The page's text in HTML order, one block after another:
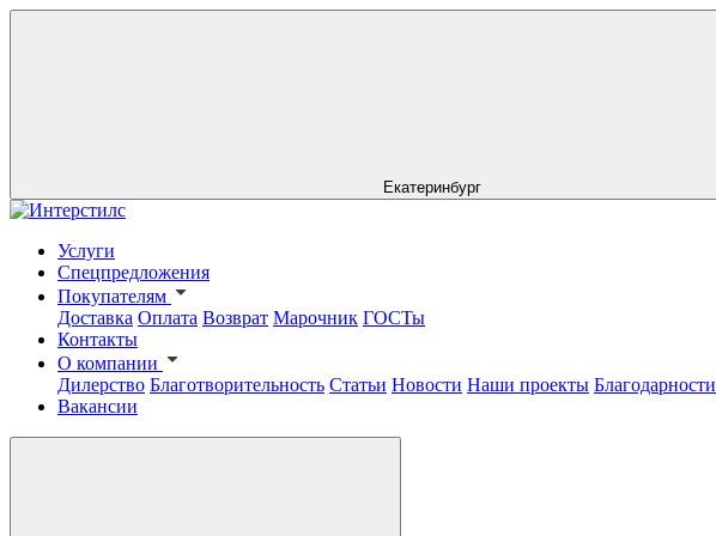
Екатеринбург
Услуги
Спецпредложения
Покупателям
Доставка Оплата Возврат Марочник ГОСТы
Контакты
О компании
Дилерство Благотворительность Статьи Новости Наши проекты Благодарности
Вакансии